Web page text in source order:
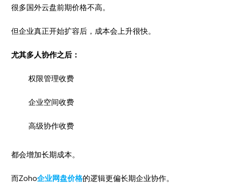
很多国外云盘前期价格不高。
但企业真正开始扩容后，成本会上升很快。
尤其多人协作之后：
权限管理收费
企业空间收费
高级协作收费
都会增加长期成本。
而Zoho企业网盘价格的逻辑更偏长期企业协作。